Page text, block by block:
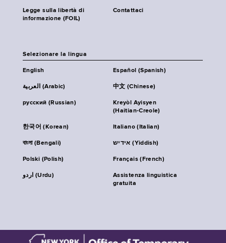
Legge sulla libertà di
informazione (FOIL)
Contattaci
Selezionare la lingua
English Español (Spanish)
العربية (Arabic) 中文 (Chinese)
русский (Russian)
Kreyòl Ayisyen
(Haitian-Creole)
한국어 (Korean) Italiano (Italian)
বাংলা (Bengali) אידיש (Yiddish)
Polski (Polish) Français (French)
اردو (Urdu)
Assistenza linguistica
gratuita